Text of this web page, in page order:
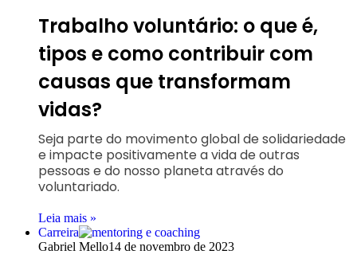
Trabalho voluntário: o que é,
tipos e como contribuir com
causas que transformam
vidas?
Seja parte do movimento global de solidariedade
e impacte positivamente a vida de outras
pessoas e do nosso planeta através do
voluntariado.
Leia mais »
Carreira
Gabriel Mello14 de novembro de 2023